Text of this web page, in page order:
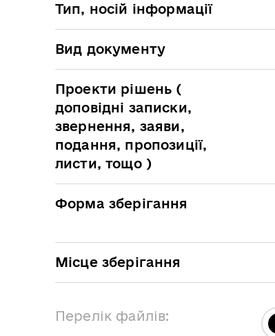
Тип, носій інформації
Вид документу
Проекти рішень (
доповідні записки,
звернення, заяви,
подання, пропозиції,
листи, тощо )
Форма зберігання
Місце зберігання
Перелік файлів: